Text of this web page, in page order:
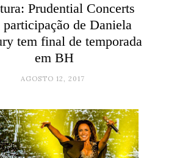
Prudential Concerts
participação de Daniela
tem final de temporada
em BH
AGOSTO 12, 2017